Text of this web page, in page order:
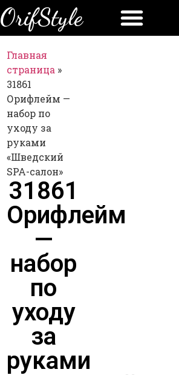
OrifStyle
Главная
страница »
31861
Орифлейм —
набор по
уходу за
руками
«Шведский
SPA-салон»
31861
Орифлейм
—
набор
по
уходу
за
руками